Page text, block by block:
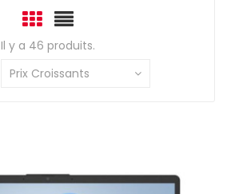
Il y a 46 produits.
Prix Croissants